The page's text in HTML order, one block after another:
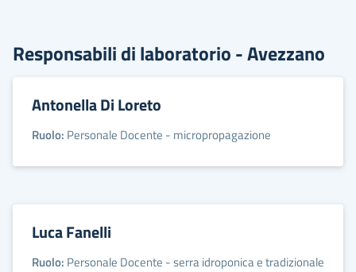
Responsabili di laboratorio - Avezzano
Antonella Di Loreto
Ruolo: Personale Docente - micropropagazione
Luca Fanelli
Ruolo: Personale Docente - serra idroponica e tradizionale